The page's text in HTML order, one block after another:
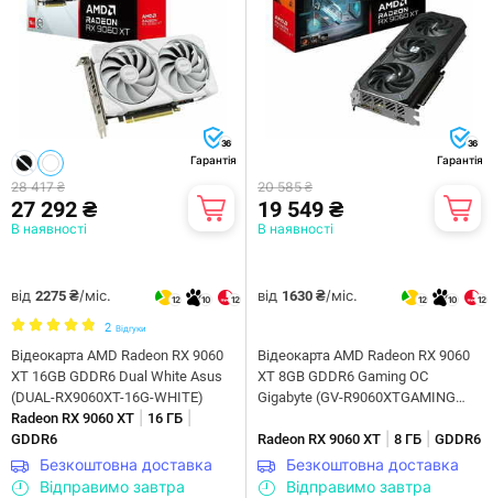
36
Гарантія
28 417 ₴
27 292 ₴
В наявності
від 2275 ₴/міс. 12 10 12
2 Відгуки
Відеокарта AMD Radeon RX 9060
XT 16GB GDDR6 Dual White Asus
(DUAL-RX9060XT-16G-WHITE)
Radeon RX 9060 XT
16 ГБ
GDDR6
Безкоштовна доставка
Відправимо завтра
36
Гарантія
20 585 ₴
19 549 ₴
В наявності
від 1630 ₴/міс. 12 10 12
Відеокарта AMD Radeon RX 9060
XT 8GB GDDR6 Gaming OC
Gigabyte (GV-R9060XTGAMING
Radeon RX 9060 XT
8 ГБ GDDR6
Безкоштовна доставка
Відправимо завтра